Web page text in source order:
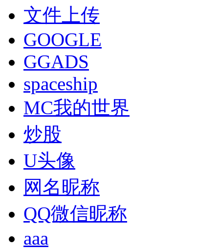
文件上传
GOOGLE
GGADS
spaceship
MC我的世界
炒股
U头像
网名昵称
QQ微信昵称
aaa